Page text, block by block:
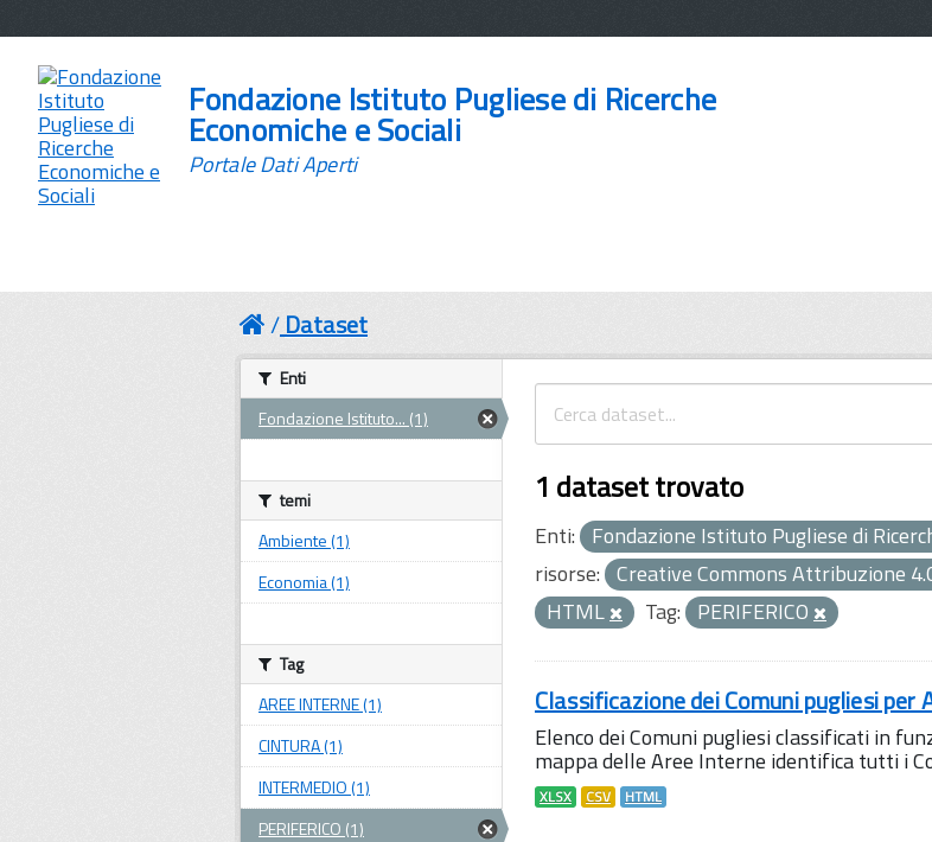
Fondazione Istituto Pugliese di Ricerche
Economiche e Sociali
Portale Dati Aperti
Dataset
1 dataset trovato
Enti: Fondazione Istituto Pugliese di
risorse: Creative Commons Attribuzione
HTML
Tag: PERIFERICO
Classificazione dei Comuni pugliesi per
Elenco dei Comuni pugliesi classificati in
mappa delle Aree Interne identifica tutti i
XLSX CSV HTML
Enti
Fondazione Istituto... (1)
temi
Ambiente (1)
Economia (1)
Tag
AREE INTERNE (1)
CINTURA (1)
INTERMEDIO (1)
PERIFERICO (1)